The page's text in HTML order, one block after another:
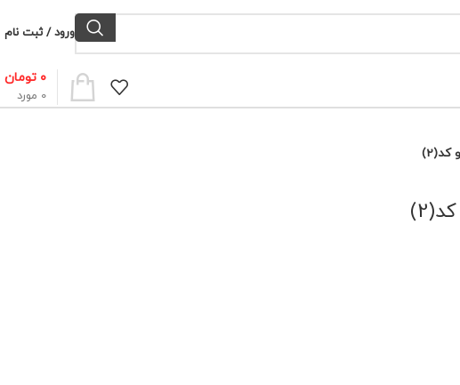
ورود / ثبت نام
0 مورد
۰ تومان